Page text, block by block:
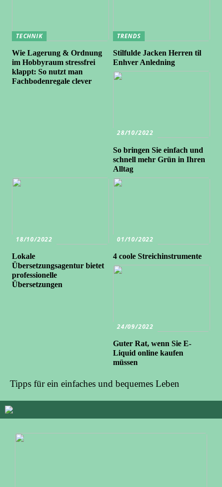
TECHNIK
Wie Lagerung & Ordnung
im Hobbyraum stressfrei
klappt: So nutzt man
Fachbodenregale clever
TRENDS
Stilfulde Jacken Herren til
Enhver Anledning
28/10/2022
So bringen Sie einfach und
schnell mehr Grün in Ihren
Alltag
18/10/2022
Lokale
Übersetzungsagentur bietet
professionelle
Übersetzungen
01/10/2022
4 coole Streichinstrumente
24/09/2022
Guter Rat, wenn Sie E-
Liquid online kaufen
müssen
Tipps für ein einfaches und bequemes Leben